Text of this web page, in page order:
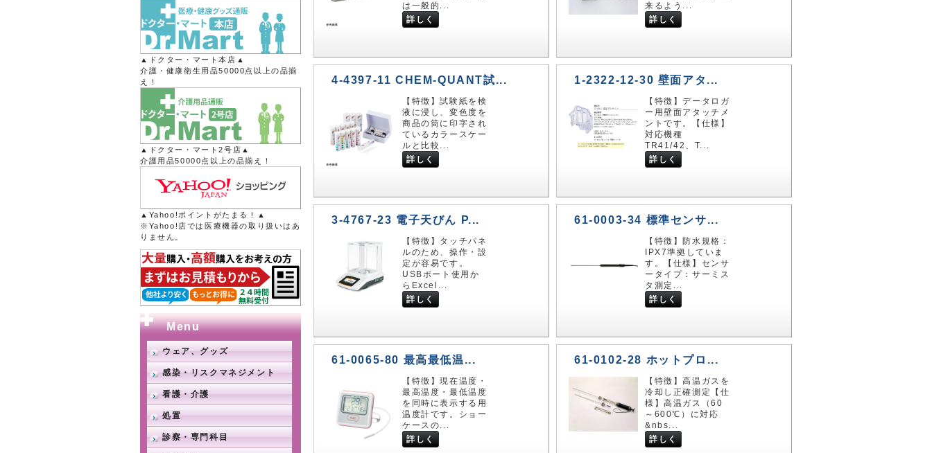
は一般的...
詳しく
来るよう...
詳しく
4-4397-11 CHEM-QUANT試...
【特徴】試験紙を検
液に浸し、変色度を
商品の筒に印字され
ているカラースケー
ルと比較...
詳しく
1-2322-12-30 壁面アタ...
【特徴】データロガ
ー用壁面アタッチメ
ントです。【仕様】
対応機種
TR41/42、T...
詳しく
3-4767-23 電子天びん P...
【特徴】タッチパネ
ルのため、操作・設
定が容易です。
USBポート使用か
らExcel...
詳しく
61-0003-34 標準センサ...
【特徴】防水規格：
IPX7準拠していま
す。【仕様】センサ
ータイプ：サーミス
タ測定...
詳しく
61-0065-80 最高最低温...
【特徴】現在温度・
最高温度・最低温度
を同時に表示する用
温度計です。ショー
ケースの...
詳しく
61-0102-28 ホットプロ...
【特徴】高温ガスを
冷却し正確測定【仕
様】高温ガス（60
～600℃）に対応
&nbs...
詳しく
▲ドクター・マート本店▲
介護・健康衛生用品50000点以上の品揃
え！
▲ドクター・マート2号店▲
介護用品50000点以上の品揃え！
▲Yahoo!ポイントがたまる！▲
※Yahoo!店では医療機器の取り扱いはあ
りません。
Menu
ウェア、グッズ
感染・リスクマネジメント
看護・介護
処置
診察・専門科目